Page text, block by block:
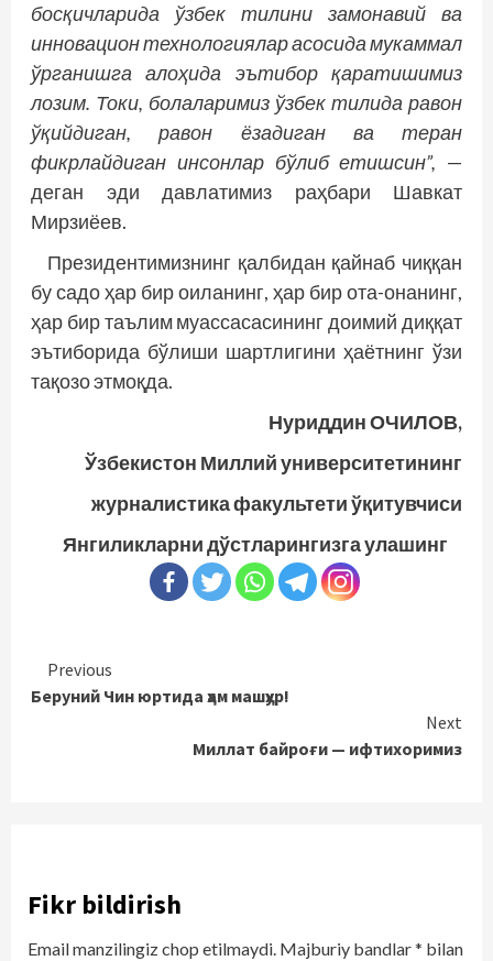
босқичларида ўзбек тилини замонавий ва
инновацион технологиялар асосида мукаммал
ўрганишга алоҳида эътибор қаратишимиз
лозим. Токи, болаларимиз ўзбек тилида равон
ўқийдиган, равон ёзадиган ва теран
фикрлайдиган инсонлар бўлиб етишсин”, —
деган эди давлатимиз раҳбари Шавкат
Мирзиёев.
Президентимизнинг қалбидан қайнаб чиққан
бу садо ҳар бир оиланинг, ҳар бир ота-онанинг,
ҳар бир таълим муассасасининг доимий диққат
эътиборида бўлиши шартлигини ҳаётнинг ўзи
тақозо этмоқда.
Нуриддин ОЧИЛОВ,
Ўзбекистон Миллий университетининг
журналистика факультети ўқитувчиси
Янгиликларни дўстларингизга улашинг
Continue
Reading
Previous
Беруний Чин юртида ҳам машҳур!
Next
Миллат байроғи — ифтихоримиз
Fikr bildirish
Email manzilingiz chop etilmaydi. Majburiy bandlar* bilan